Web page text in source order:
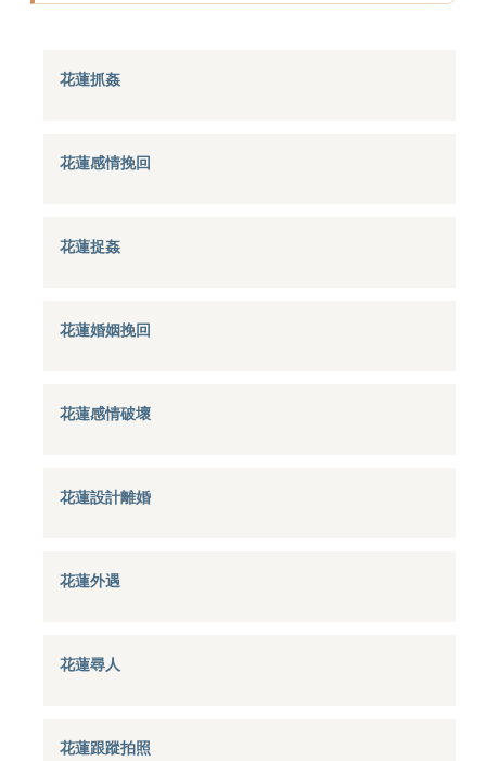
花蓮抓姦
花蓮感情挽回
花蓮捉姦
花蓮婚姻挽回
花蓮感情破壞
花蓮設計離婚
花蓮外遇
花蓮尋人
花蓮跟蹤拍照